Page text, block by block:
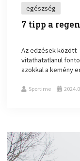
egészség
7 tipp a
Az edzések között
vitathatatlanul
azokkal a kemény
Sportime